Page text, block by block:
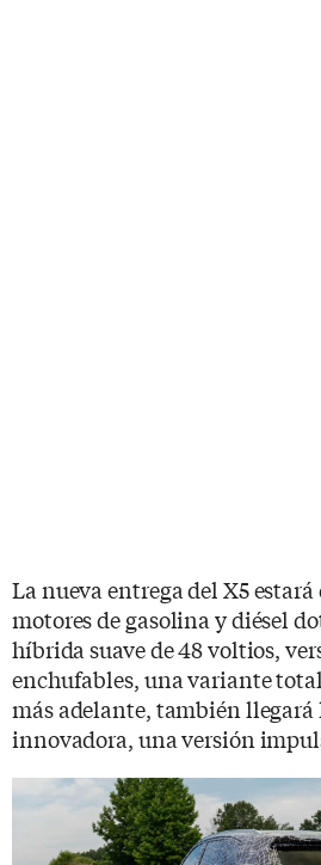
La nueva entrega del X5
motores de gasolina y diésel
híbrida suave de 48 voltios,
enchufables, una variante
más adelante, también
innovadora, una versión